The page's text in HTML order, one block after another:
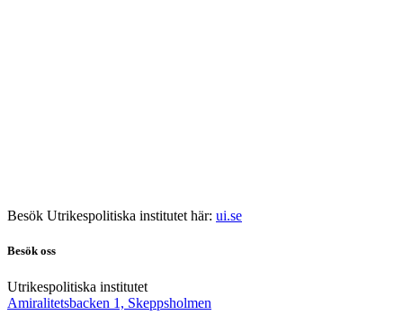
Besök Utrikespolitiska institutet här: ui.se
Besök oss
Utrikespolitiska institutet
Amiralitetsbacken 1, Skeppsholmen